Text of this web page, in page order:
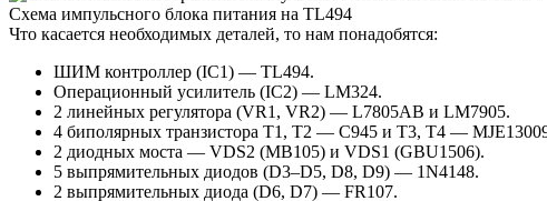
Схема импульсного блока питания на TL494
Что касается необходимых деталей, то нам понадобятся:
ШИМ контроллер (IC1) — TL494.
Операционный усилитель (IC2) — LM324.
2 линейных регулятора (VR1, VR2) — L7805AB и LM7905.
4 биполярных транзистора T1, T2 — C945 и T3, T4 —
2 диодных моста — VDS2 (MB105) и VDS1 (GBU1506).
5 выпрямительных диодов (D3–D5, D8, D9) — 1N4148.
2 выпрямительных диода (D6, D7) — FR107.